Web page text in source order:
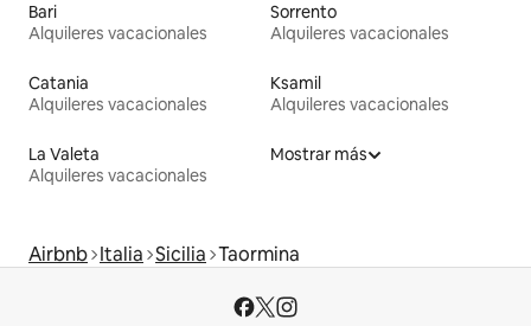
Bari
Alquileres vacacionales
Sorrento
Alquileres vacacionales
Catania
Alquileres vacacionales
Ksamil
Alquileres vacacionales
La Valeta
Alquileres vacacionales
Mostrar más
Airbnb Italia Sicilia Taormina